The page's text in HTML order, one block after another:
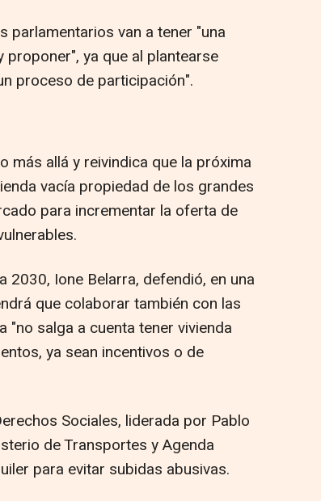
van a tener "una
ya que al plantearse
proceso de participación".
más allá y reivindica que la próxima
vacía propiedad de los grandes
para incrementar la oferta de
2030, Ione Belarra, defendió, en una
que colaborar también con las
salga a cuenta tener vivienda
ya sean incentivos o de
Sociales, liderada por Pablo
de Transportes y Agenda
para evitar subidas abusivas.